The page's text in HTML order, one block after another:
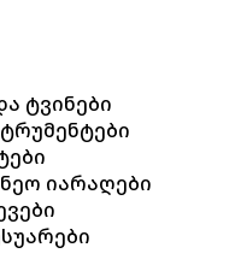
ტვინები
იარაღები